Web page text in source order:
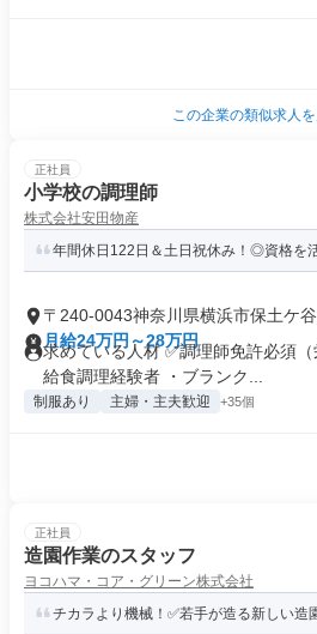
この企業の類似求人
正社員
小学校の調理師
株式会社安田物産
年間休日122日＆土日祝休み！◎資格を
〒240-0043神奈川県横浜市保土ケ谷
町
月給24万円～28万円
求めている人材 ✅調理師免許必須
給食調理経験者 ・ブランク...
制服あり 主婦・主夫歓迎 +35個
正社員
造園作業のスタッフ
ヨコハマ・コア・グリーン株式会社
チカラより機械！✅若手が造る新しい造